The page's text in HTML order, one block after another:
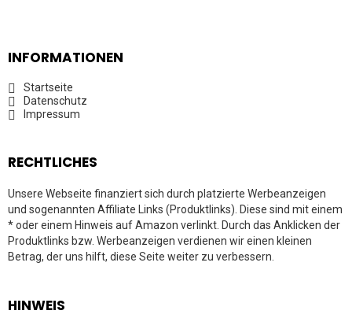
INFORMATIONEN
Startseite
Datenschutz
Impressum
RECHTLICHES
Unsere Webseite finanziert sich durch platzierte Werbeanzeigen
und sogenannten Affiliate Links (Produktlinks). Diese sind mit einem
* oder einem Hinweis auf Amazon verlinkt. Durch das Anklicken der
Produktlinks bzw. Werbeanzeigen verdienen wir einen kleinen
Betrag, der uns hilft, diese Seite weiter zu verbessern.
HINWEIS